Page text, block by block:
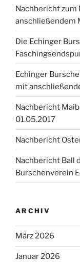
Nachbericht
anschließendem
Die Echinger
Echinger
mit
Nachbericht
01.05.2017
Nachbericht
Nachbericht Ball
Burschenverein
ARCHIV
März 2026
Januar 2026